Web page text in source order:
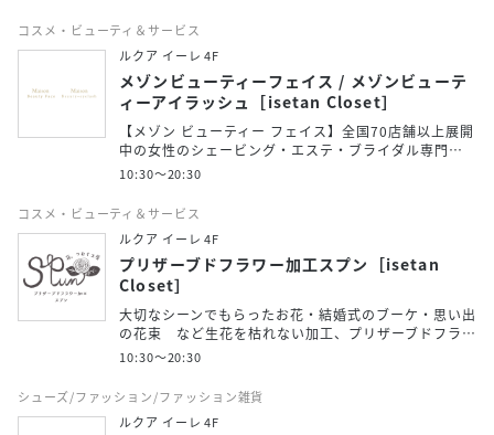
コスメ・ビューティ＆サービス
ルクア イーレ 4F
メゾンビューティーフェイス / メゾンビューテ
ィーアイラッシュ［isetan Closet］
【メゾン ビューティー フェイス】全国70店舗以上展開
中の女性のシェービング・エステ・ブライダル専門…
10:30～20:30
コスメ・ビューティ＆サービス
ルクア イーレ 4F
プリザーブドフラワー加工スプン［isetan
Closet］
大切なシーンでもらったお花・結婚式のブーケ・思い出
の花束 など生花を枯れない加工、プリザーブドフラ…
10:30～20:30
シューズ/ファッション/ファッション雑貨
ルクア イーレ 4F